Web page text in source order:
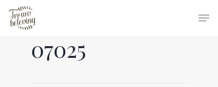
Hit enter to search or ESC to close
07025